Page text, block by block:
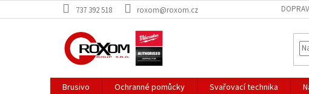
na
737 392 518 roxom@roxom.cz
Brusivo Ochranné pomůcky Svařovací technika